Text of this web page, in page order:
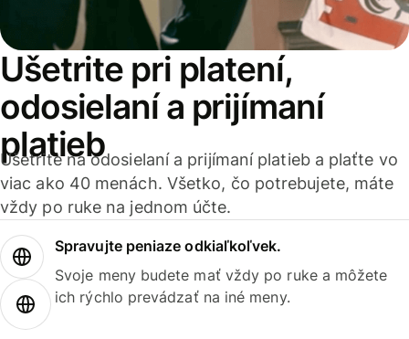
Ušetrite pri platení,
odosielaní a prijímaní
platieb
Ušetrite na odosielaní a prijímaní platieb a plaťte vo
viac ako 40 menách. Všetko, čo potrebujete, máte
vždy po ruke na jednom účte.
Spravujte peniaze odkiaľkoľvek.
Svoje meny budete mať vždy po ruke a môžete
ich rýchlo prevádzať na iné meny.